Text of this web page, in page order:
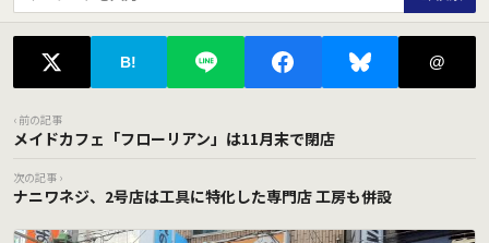
B! @
‹ 前の記事
メイドカフェ「フローリアン」は11月末で閉店
次の記事 ›
ナニワネジ、2号店は工具に特化した専門店 工房も併設